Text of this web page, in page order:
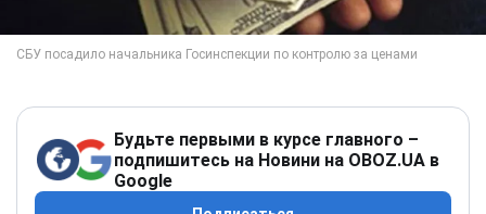
Будьте первыми в курсе главного –
подпишитесь на Новини на OBOZ.UA в
Google